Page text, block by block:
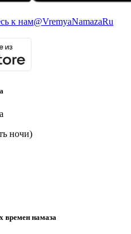
к нам@VremyaNamazaRu
ночи)
времен намаза